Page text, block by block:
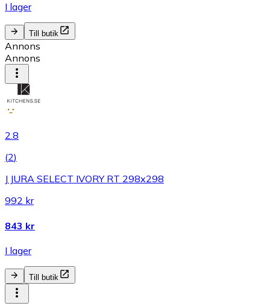
I lager
Till butik
Annons
Annons
2.8
(2)
J JURA SELECT IVORY RT 298x298
992 kr
843 kr
I lager
Till butik